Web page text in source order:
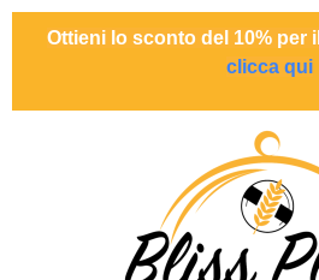
Ottieni lo sconto del 10% per
clicca qui